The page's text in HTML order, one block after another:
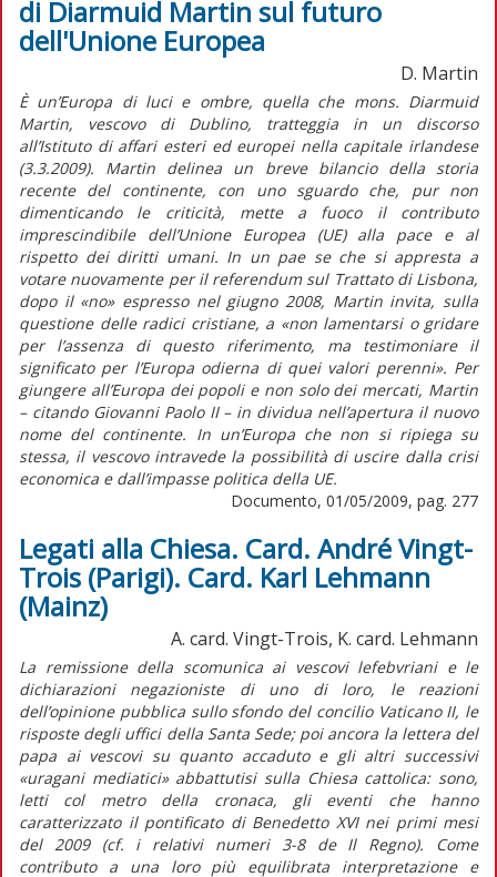
di Diarmuid Martin sul futuro
dell'Unione Europea
D. Martin
È un’Europa di luci e ombre, quella che mons. Diarmuid
Martin, vescovo di Dublino, tratteggia in un discorso
all’Istituto di affari esteri ed europei nella capitale irlandese
(3.3.2009). Martin delinea un breve bilancio della storia
recente del continente, con uno sguardo che, pur non
dimenticando le criticità, mette a fuoco il contributo
imprescindibile dell’Unione Europea (UE) alla pace e al
rispetto dei diritti umani. In un pae se che si appresta a
votare nuovamente per il referendum sul Trattato di Lisbona,
dopo il «no» espresso nel giugno 2008, Martin invita, sulla
questione delle radici cristiane, a «non lamentarsi o gridare
per l’assenza di questo riferimento, ma testimoniare il
significato per l’Europa odierna di quei valori perenni». Per
giungere all’Europa dei popoli e non solo dei mercati, Martin
– citando Giovanni Paolo II – in dividua nell’apertura il nuovo
nome del continente. In un’Europa che non si ripiega su
stessa, il vescovo intravede la possibilità di uscire dalla crisi
economica e dall’impasse politica della UE.
Documento, 01/05/2009, pag. 277
Legati alla Chiesa. Card. André Vingt-
Trois (Parigi). Card. Karl Lehmann
(Mainz)
A. card. Vingt-Trois, K. card. Lehmann
La remissione della scomunica ai vescovi lefebvriani e le
dichiarazioni negazioniste di uno di loro, le reazioni
dell’opinione pubblica sullo sfondo del concilio Vaticano II, le
risposte degli uffici della Santa Sede; poi ancora la lettera del
papa ai vescovi su quanto accaduto e gli altri successivi
«uragani mediatici» abbattutisi sulla Chiesa cattolica: sono,
letti col metro della cronaca, gli eventi che hanno
caratterizzato il pontificato di Benedetto XVI nei primi mesi
del 2009 (cf. i relativi numeri 3-8 de Il Regno). Come
contributo a una loro più equilibrata interpretazione e